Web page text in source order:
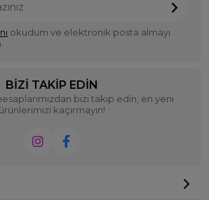
okudum ve elektronik posta almayı
BIZI TAKIP EDIN
bizi takip edin, en yeni
ürünlerimizi kaçırmayın!